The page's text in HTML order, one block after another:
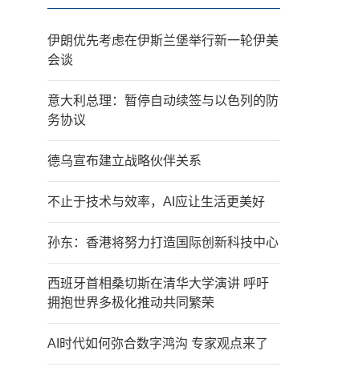
伊朗优先考虑在伊斯兰堡举行新一轮伊美
会谈
意大利总理：暂停自动续签与以色列的防
务协议
德乌宣布建立战略伙伴关系
不止于技术与效率，AI应让生活更美好
孙东：香港将努力打造国际创新科技中心
西班牙首相桑切斯在清华大学演讲 呼吁
拥抱世界多极化推动共同繁荣
AI时代如何弥合数字鸿沟 专家观点来了